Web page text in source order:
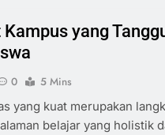
yang
0
5 Mins
yang kuat merupakan
belajar yang holistik